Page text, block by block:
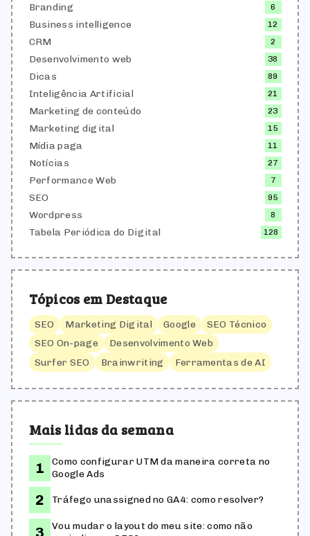
Branding 6
Business intelligence 12
CRM 2
Desenvolvimento web 38
Dicas 89
Inteligência Artificial 21
Marketing de conteúdo 23
Marketing digital 15
Mídia paga 11
Notícias 27
Performance Web 7
SEO 95
Wordpress 8
Tabela Periódica do Digital 128
Tópicos em Destaque
SEO Marketing Digital Google
SEO Técnico
SEO On-page
Desenvolvimento Web
Surfer SEO
Brainwriting Ferramentas de AI
Mais lidas da semana
Como configurar UTM da maneira correta no
Google Ads
Tráfego unassigned no GA4: como resolver?
Vou mudar o layout do meu site: como não